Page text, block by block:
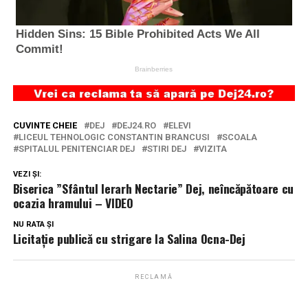
CUVINTE CHEIE DEJ DEJ24.RO
ELEVI
LICEUL TEHNOLOGIC CONSTANTIN BRANCUSI
SCOALA
SPITALUL PENITENCIAR DEJ
STIRI DEJ VIZITA
VEZI ȘI:
Biserica ”Sfântul Ierarh Nectarie” Dej, neîncăpătoare cu
ocazia hramului – VIDEO
NU RATA ȘI
Licitație publică cu strigare la Salina Ocna-Dej
RECLAMĂ